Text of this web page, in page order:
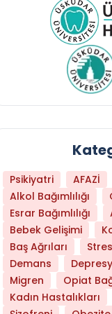
Daha Az
Psikiyatri AFAZİ
Alkol Bağımlılığı
Esrar Bağımlılığı
Bebek Gelişimi
Baş Ağrıları
Stres
Demans
Migren
Opiat
Kadın Hastalıkları